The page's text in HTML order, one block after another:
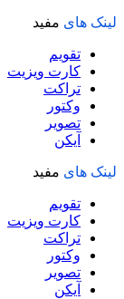
لینک های مفید
تقویم
کارت ویزیت
تراکت
وکتور
تصویر
آیکن
لینک های مفید
تقویم
کارت ویزیت
تراکت
وکتور
تصویر
آیکن